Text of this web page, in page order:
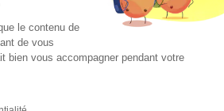
nous ?
le contenu de
de vous
bien vous accompagner pendant votre